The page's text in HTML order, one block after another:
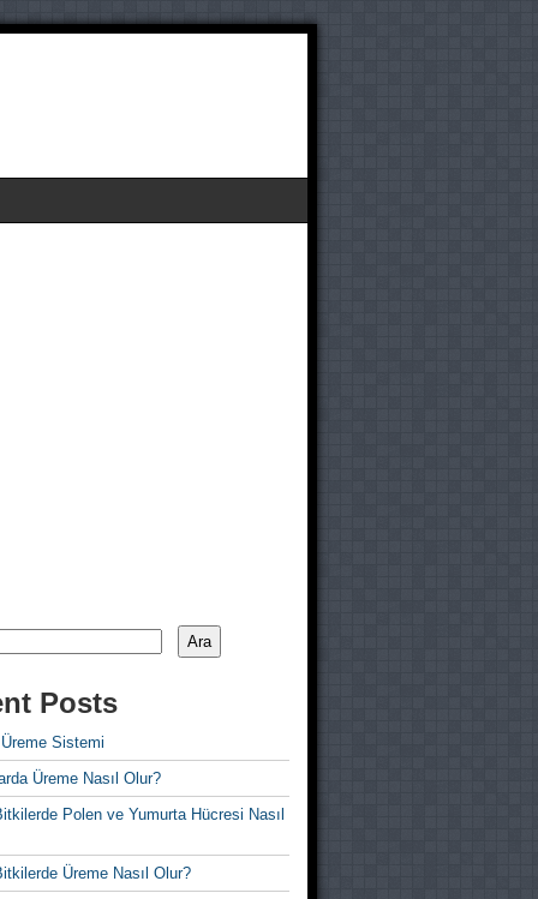
Ara
Posts
Sistemi
Üreme Nasıl Olur?
Polen ve Yumurta Hücresi Nasıl
Üreme Nasıl Olur?